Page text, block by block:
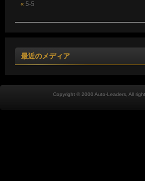
«5-5
最近のメディア
Copyright © 2000 Auto-Leaders, All